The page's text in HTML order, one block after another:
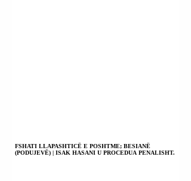
FSHATI LLAPASHTICË E POSHTME; BESIANË
(PODUJEVË) | ISAK HASANI U PROCEDUA PENALISHT.